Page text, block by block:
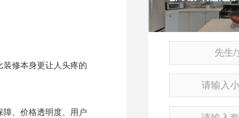
修本身更让人头疼的
障、价格透明度、用户